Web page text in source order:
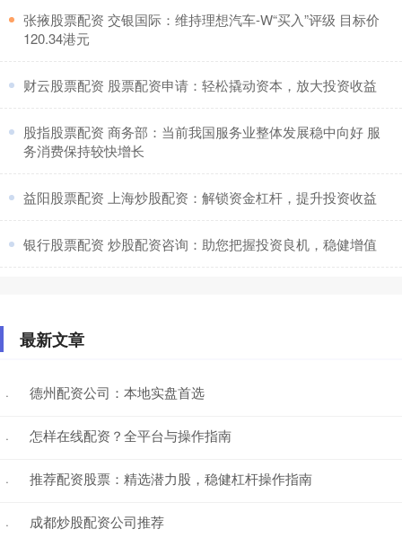
​张掖股票配资 交银国际：维持理想汽车-W“买入”评级 目标价
120.34港元
​财云股票配资 股票配资申请：轻松撬动资本，放大投资收益
​股指股票配资 商务部：当前我国服务业整体发展稳中向好 服
务消费保持较快增长
​益阳股票配资 上海炒股配资：解锁资金杠杆，提升投资收益
​银行股票配资 炒股配资咨询：助您把握投资良机，稳健增值
最新文章
· 德州配资公司：本地实盘首选
· 怎样在线配资？全平台与操作指南
· 推荐配资股票：精选潜力股，稳健杠杆操作指南
· 成都炒股配资公司推荐